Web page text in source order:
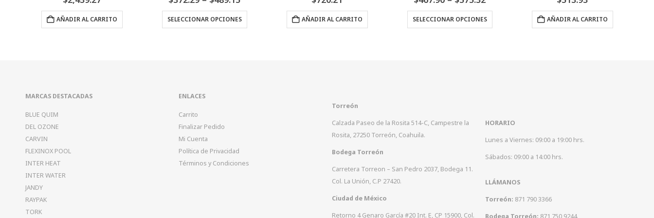
through
SELECCIONAR OPCIONES
Este producto tiene múltiples variantes. Las opciones se pueden elegir en la página de producto
AÑADIR AL CARRITO
through
SELECCIONAR OPCIONES
Este producto tiene múltiples variantes. Las opciones se pueden elegir en la página de producto
AÑADIR AL CARRITO AÑADIR AL CARRITO
MARCAS DESTACADAS
BLUE QUIM
DEL OZONE
CARVIN
FLEXINOX POOL
INTER HEAT
INTER WATER
JANDY
RAYPAK
TORK
ENLACES
Carrito
Finalizar Pedido
Mi Cuenta
Política de Privacidad
Términos y Condiciones
Torreón
Calzada Paseo de la Rosita 514-C, Campestre la
Rosita, 27250 Torreón, Coahuila.
Bodega Torreón
Carretera Torreon – San Pedro 2037, Bodega 11.
Col. La Unión, C.P 27420.
Ciudad de México
Retorno 4 Genaro García #20 Int. E, CP 15900, Col.
HORARIO
Lunes a Viernes: 09:00 a 19:00 hrs.
Sábados: 09:00 a 14:00 hrs.
LLÁMANOS
Torreón: 871 790 3366
Bodega Torreón: 871 750 9244